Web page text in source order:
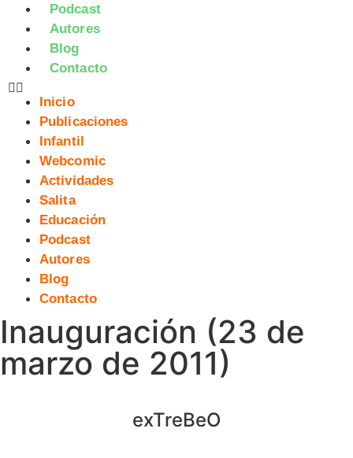
Podcast
Autores
Blog
Contacto
Inicio
Publicaciones
Infantil
Webcomic
Actividades
Salita
Educación
Podcast
Autores
Blog
Contacto
Inauguración (23 de
marzo de 2011)
exTreBeO